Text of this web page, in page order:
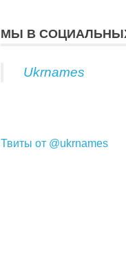
МЫ В
Ukrnames
Твиты от @ukrnames